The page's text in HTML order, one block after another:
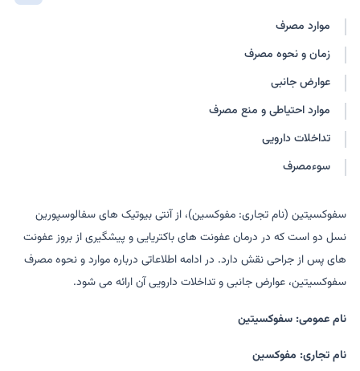
موارد مصرف
زمان و نحوه مصرف
عوارض جانبی
موارد احتیاطی و منع مصرف
تداخلات دارویی
سوءمصرف
سفوکسیتین (نام تجاری: مفوکسین)، از آنتی بیوتیک های سفالوسپورین
نسل دو است که در درمان عفونت های باکتریایی و پیشگیری از بروز عفونت
های پس از جراحی نقش دارد. در ادامه اطلاعاتی درباره موارد و نحوه مصرف
سفوکسیتین، عوارض جانبی و تداخلات دارویی آن ارائه می شود.
نام عمومی: سفوکسیتین
نام تجاری: مفوکسین